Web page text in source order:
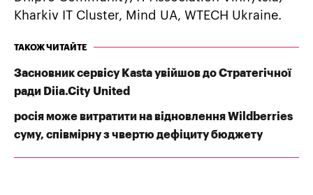
Kharkiv IT Cluster, Mind UA, WTECH Ukraine.
ТАКОЖ ЧИТАЙТЕ
Засновник сервісу Kasta увійшов до Стратегічної
ради Diia.City United
росія може витратити на відновлення Wildberries
суму, співмірну з чвертю дефіциту бюджету